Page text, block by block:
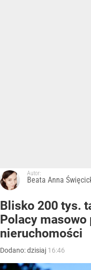
Autor:
Beata Anna
Blisko 200 tys.
Polacy
nieruchomości
Dodano:dzisiaj 16:46